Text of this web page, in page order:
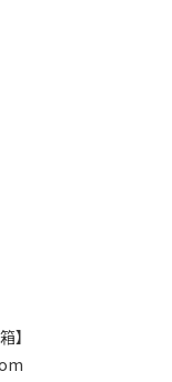
】